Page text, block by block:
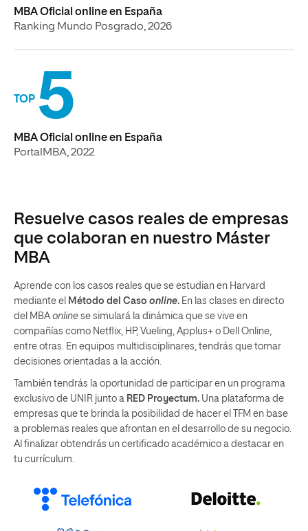
MBA Oficial online en España
Ranking Mundo Posgrado, 2026
TOP 5
MBA Oficial online en España
PortalMBA, 2022
Resuelve casos reales de empresas
que colaboran en nuestro Máster
MBA
Aprende con los casos reales que se estudian en Harvard
mediante el Método del Caso online. En las clases en directo
del MBAonline se simulará la dinámica que se vive en
compañías como Netflix, HP, Vueling, Applus+ o Dell Online,
entre otras. En equipos multidisciplinares, tendrás que tomar
decisiones orientadas a la acción.
También tendrás la oportunidad de participar en un programa
exclusivo de UNIR junto a RED Proyectum. Una plataforma de
empresas que te brinda la posibilidad de hacer el TFM en base
a problemas reales que afrontan en el desarrollo de su negocio.
Al finalizar obtendrás un certificado académico a destacar en
tu currículum.